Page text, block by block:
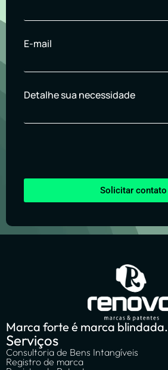
E-mail
Detalhe sua necessidade
Solicitar contato
Marca forte é marca blindada.
Serviços
Consultoria de Bens Intangíveis
Registro de marca